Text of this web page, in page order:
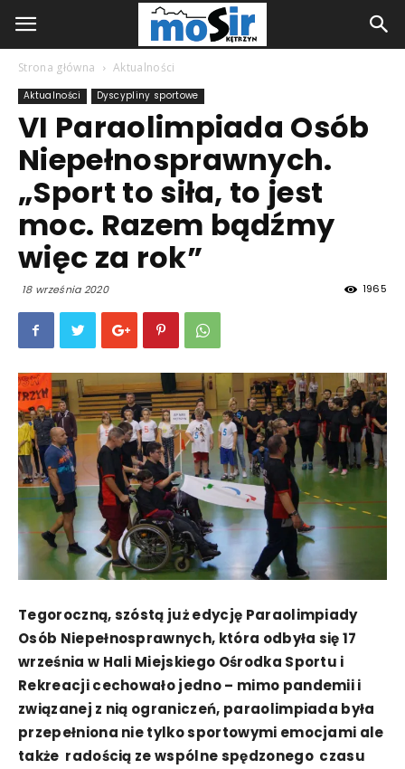
Strona główna Aktualności
Aktualności Dyscypliny sportowe
VI Paraolimpiada Osób
Niepełnosprawnych.
„Sport to siła, to jest
moc. Razem bądźmy
więc za rok”
18 września 2020 1965
Tegoroczną, szóstą już edycję Paraolimpiady
Osób Niepełnosprawnych, która odbyła się 17
września w Hali Miejskiego Ośrodka Sportu i
Rekreacji cechowało jedno – mimo pandemii i
związanej z nią ograniczeń, paraolimpiada była
przepełniona nie tylko sportowymi emocjami ale
także radością ze wspólne spędzonego czasu